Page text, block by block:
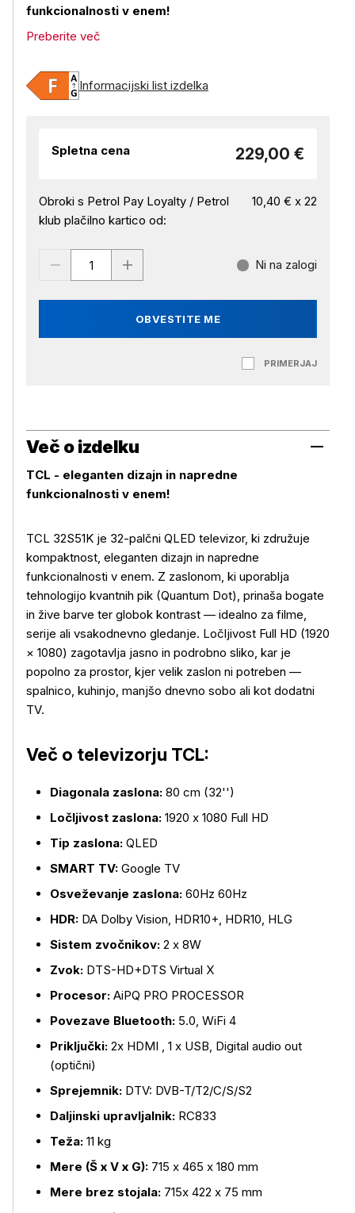
funkcionalnosti v enem!
Preberite več
Informacijski list izdelka
Spletna cena 229,00 €
Obroki s Petrol Pay Loyalty / Petrol
klub plačilno kartico od:
10,40 € x 22
OBVESTITE ME
Ni na zalogi
PRIMERJAJ
Več o izdelku
Več o izdelku
TCL - eleganten dizajn in napredne
funkcionalnosti v enem!
TCL 32S51K je 32-palčni QLED televizor, ki združuje
kompaktnost, eleganten dizajn in napredne
funkcionalnosti v enem. Z zaslonom, ki uporablja
tehnologijo kvantnih pik (Quantum Dot), prinaša bogate
in žive barve ter globok kontrast — idealno za filme,
serije ali vsakodnevno gledanje. Ločljivost Full HD (1920
× 1080) zagotavlja jasno in podrobno sliko, kar je
popolno za prostor, kjer velik zaslon ni potreben —
spalnico, kuhinjo, manjšo dnevno sobo ali kot dodatni
TV.
Več o televizorju TCL:
Diagonala zaslona: 80 cm (32'')
Ločljivost zaslona: 1920 x 1080 Full HD
Tip zaslona: QLED
SMART TV: Google TV
Osveževanje zaslona: 60Hz 60Hz
HDR: DA Dolby Vision, HDR10+, HDR10, HLG
Sistem zvočnikov: 2 x 8W
Zvok: DTS-HD+DTS Virtual X
Procesor: AiPQ PRO PROCESSOR
Povezave Bluetooth: 5.0, WiFi 4
Priključki: 2x HDMI , 1 x USB, Digital audio out
(optični)
Sprejemnik: DTV: DVB-T/T2/C/S/S2
Daljinski upravljalnik: RC833
Teža: 11 kg
Mere (Š x V x G): 715 x 465 x 180 mm
Mere brez stojala: 715x 422 x 75 mm